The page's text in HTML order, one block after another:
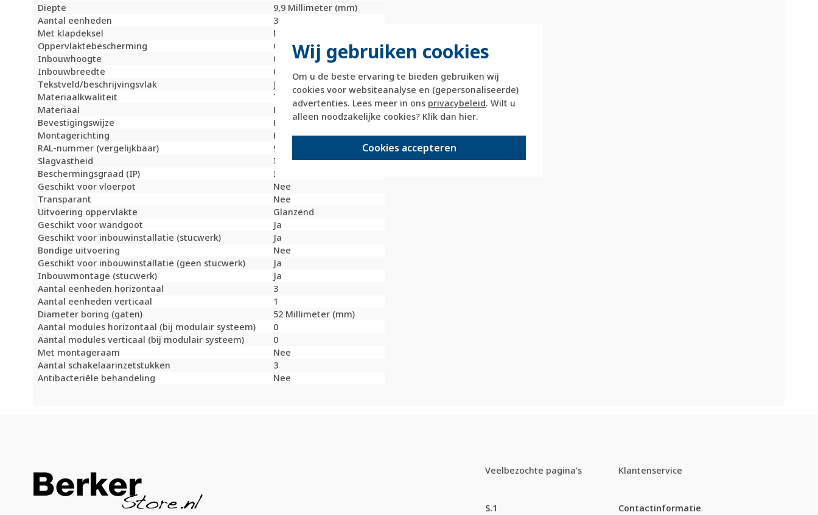
Wij gebruiken cookies
Om u de beste ervaring te bieden gebruiken wij
cookies voor websiteanalyse en (gepersonaliseerde)
advertenties. Lees meer in ons privacybeleid. Wilt u
alleen noodzakelijke cookies? Klik dan hier.
Cookies accepteren
Diepte
9,9 Millimeter (mm)
Aantal eenheden
3
Met klapdeksel
Nee
Oppervlaktebescherming
Onbehandeld
Inbouwhoogte
0 Millimeter (mm)
Inbouwbreedte
0 Millimeter (mm)
Tekstveld/beschrijvingsvlak
Ja
Materiaalkwaliteit
Thermoplast
Materiaal
Kunststof
Bevestigingswijze
Klembevestiging
Montagerichting
Horizontaal
RAL-nummer (vergelijkbaar)
9010
Slagvastheid
IK05
Beschermingsgraad (IP)
IP20
Geschikt voor vloerpot
Nee
Transparant
Nee
Uitvoering oppervlakte
Glanzend
Geschikt voor wandgoot
Ja
Geschikt voor inbouwinstallatie (stucwerk)
Ja
Bondige uitvoering
Nee
Geschikt voor inbouwinstallatie (geen stucwerk)
Ja
Inbouwmontage (stucwerk)
Ja
Aantal eenheden horizontaal
3
Aantal eenheden verticaal
1
Diameter boring (gaten)
52 Millimeter (mm)
Aantal modules horizontaal (bij modulair systeem)
0
Aantal modules verticaal (bij modulair systeem)
0
Met montageraam
Nee
Aantal schakelaarinzetstukken
3
Antibacteriële behandeling
Nee
Veelbezochte pagina's
S.1
Klantenservice
Contactinformatie